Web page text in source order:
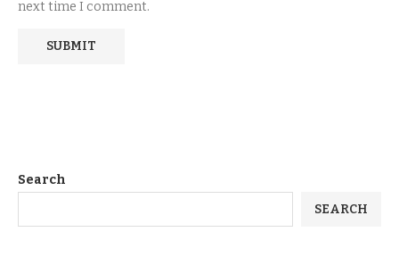
next time I comment.
Search
SEARCH